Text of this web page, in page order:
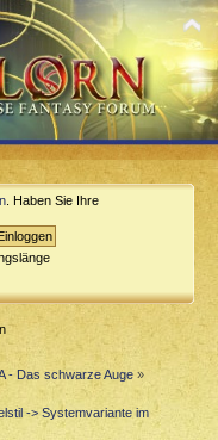
. Haben Sie Ihre
- Das schwarze Auge »
-> Systemvariante im